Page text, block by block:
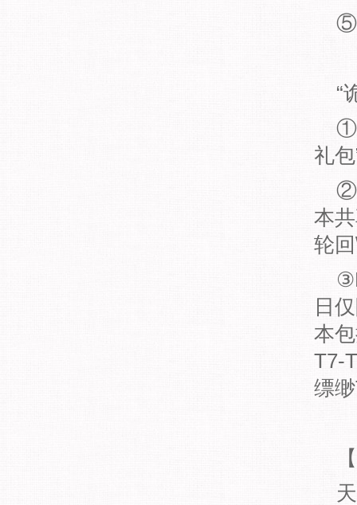
⑤
“
①
礼
②
本
轮
日
本
T7-
缥